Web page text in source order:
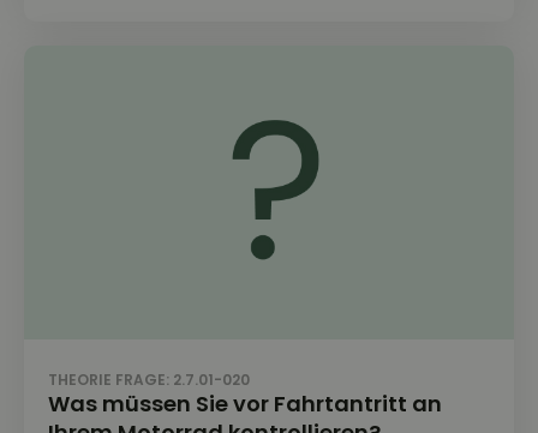
THEORIE FRAGE: 2.7.01-020
Was müssen Sie vor Fahrtantritt an